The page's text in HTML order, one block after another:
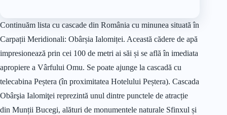
Continuăm lista cu cascade din România cu minunea situată în
Carpații Meridionali: Obârșia Ialomiței. Această cădere de apă
impresionează prin cei 100 de metri ai săi și se află în imediata
apropiere a Vârfului Omu. Se poate ajunge la cascadă cu
telecabina Peștera (în proximitatea Hotelului Peștera). Cascada
Obârşia Ialomiţei reprezintă unul dintre punctele de atracție
din Munții Bucegi, alături de monumentele naturale Sfinxul și